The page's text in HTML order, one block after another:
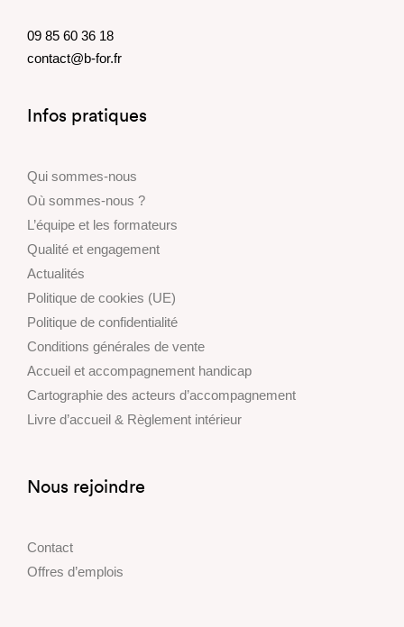
09 85 60 36 18
contact@b-for.fr
Infos pratiques
Qui sommes-nous
Où sommes-nous ?
L’équipe et les formateurs
Qualité et engagement
Actualités
Politique de cookies (UE)
Politique de confidentialité
Conditions générales de vente
Accueil et accompagnement handicap
Cartographie des acteurs d’accompagnement
Livre d’accueil & Règlement intérieur
Nous rejoindre
Contact
Offres d’emplois